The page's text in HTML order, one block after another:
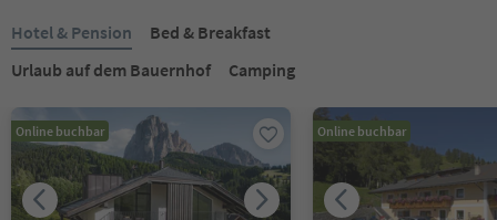
Hotel & Pension
Bed & Breakfast
Urlaub auf dem Bauernhof
Camping
Online buchbar Online buchbar